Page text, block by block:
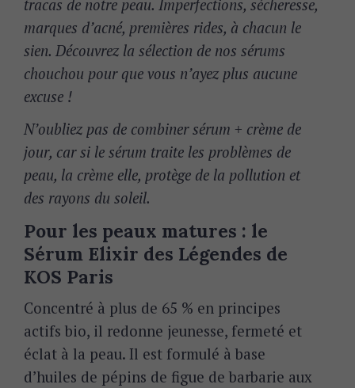
tracas de notre peau. Imperfections, sécheresse,
marques d’acné, premières rides, à chacun le
sien. Découvrez la sélection de nos sérums
chouchou pour que vous n’ayez plus aucune
excuse !
N’oubliez pas de combiner sérum + crème de
jour, car si le sérum traite les problèmes de
peau, la crème elle, protège de la pollution et
des rayons du soleil.
Pour les peaux matures : le
Sérum Elixir des Légendes de
KOS Paris
Concentré à plus de 65 % en principes
actifs bio, il redonne jeunesse, fermeté et
éclat à la peau. Il est formulé à base
d’huiles de pépins de figue de barbarie aux